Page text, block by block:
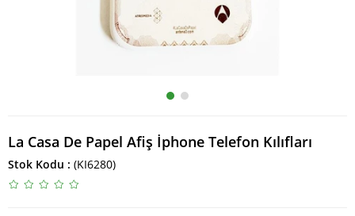
La Casa De Papel Afiş İphone Telefon Kılıfları
Stok Kodu (KI6280)